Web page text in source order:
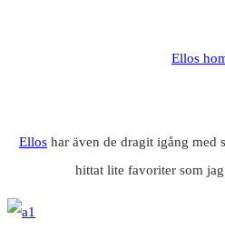
Ellos
Ellos har även de dragit igång med
hittat lite favoriter som